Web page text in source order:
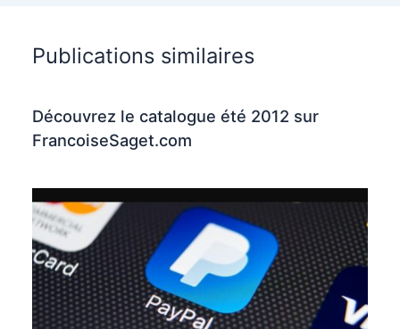
Publications similaires
Découvrez le catalogue été 2012 sur
FrancoiseSaget.com